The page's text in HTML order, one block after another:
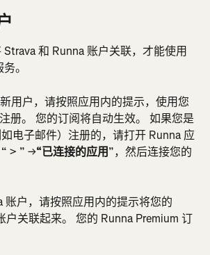
和 Runna 账户关联，才能使用
。
用户，请按照应用内的提示，使用您
册。 您的订阅将自动生效。 如果您是
电子邮件）注册的，请打开 Runna 应
> ” →“已连接的应用”，然后连接您的
账户，请按照应用内的提示将您的
户关联起来。 您的 Runna Premium 订